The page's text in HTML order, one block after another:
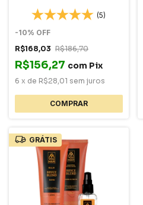
barba
(5)
-10% OFF
R$168,03 R$186,70
R$156,27 com Pix
6 x de R$28,01 sem juros
GRÁTIS